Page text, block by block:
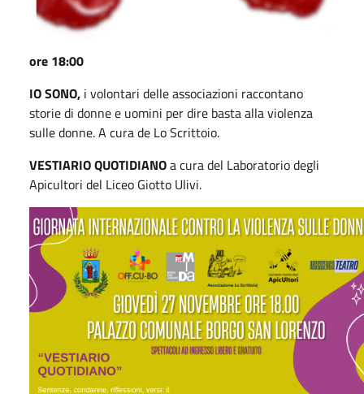
ore 18:00
IO SONO, i volontari delle associazioni raccontano
storie di donne e uomini per dire basta alla violenza
sulle donne. A cura de Lo Scrittoio.
VESTIARIO QUOTIDIANOa cura del Laboratorio degli
Apicultori del Liceo Giotto Ulivi.